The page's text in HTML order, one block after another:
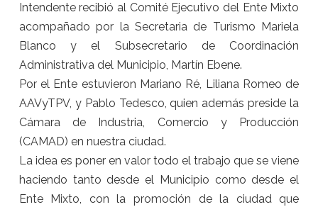
Intendente recibió al Comité Ejecutivo del Ente Mixto
acompañado por la Secretaria de Turismo Mariela
Blanco y el Subsecretario de Coordinación
Administrativa del Municipio, Martín Ebene.
Por el Ente estuvieron Mariano Ré, Liliana Romeo de
AAVyTPV, y Pablo Tedesco, quien además preside la
Cámara de Industria, Comercio y Producción
(CAMAD) en nuestra ciudad.
La idea es poner en valor todo el trabajo que se viene
haciendo tanto desde el Municipio como desde el
Ente Mixto, con la promoción de la ciudad que